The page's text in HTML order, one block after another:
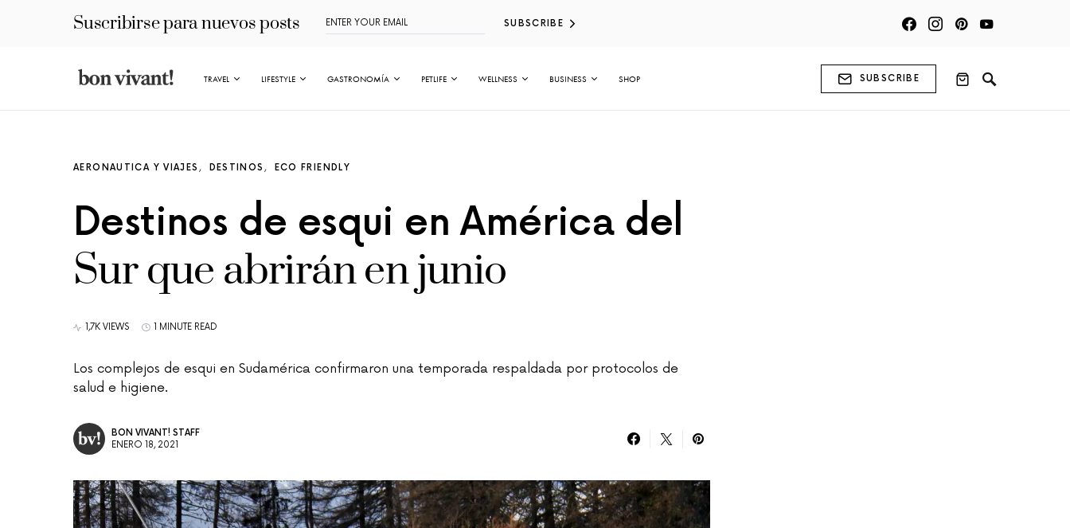
Suscribirse para nuevos posts SUBSCRIBE
TRAVEL LIFESTYLE GASTRONOMÍA PETLIFE WELLNESS BUSINESS SHOP SUBSCRIBE
AERONAUTICA Y VIAJES DESTINOS ECO FRIENDLY
Destinos de esqui en América del
Sur que abrirán en junio
1,7K VIEWS 1 MINUTE READ
Los complejos de esqui en Sudamérica confirmaron una temporada respaldada por protocolos de
salud e higiene.
BON VIVANT! STAFF
ENERO 18, 2021